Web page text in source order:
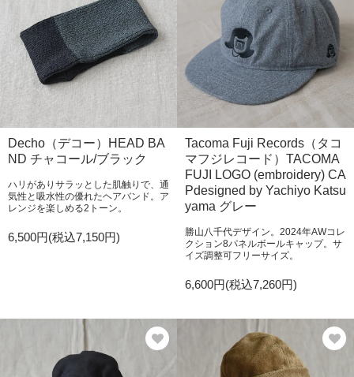
Decho（デコー）HEAD BA
ND チャコール/ブラック
ハリがありサラッとした肌触りで、通
気性と吸水性の優れたヘアバンド。ア
レンジを楽しめる2トーン。
6,500円(税込7,150円)
Tacoma Fuji Records（タコ
マフジレコード）TACOMA
FUJI LOGO (embroidery) CA
Pdesigned by Yachiyo Katsu
yama グレー
勝山八千代デザイン。2024年AWコレ
クション8パネルボールキャップ。サ
イズ調整可フリーサイズ。
6,600円(税込7,260円)